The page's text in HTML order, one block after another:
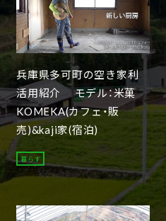
兵庫県多可町の空き家利
活用紹介 モデル：米菓
KOMEKA(カフェ・販
売)&kaji家(宿泊)
暮らす